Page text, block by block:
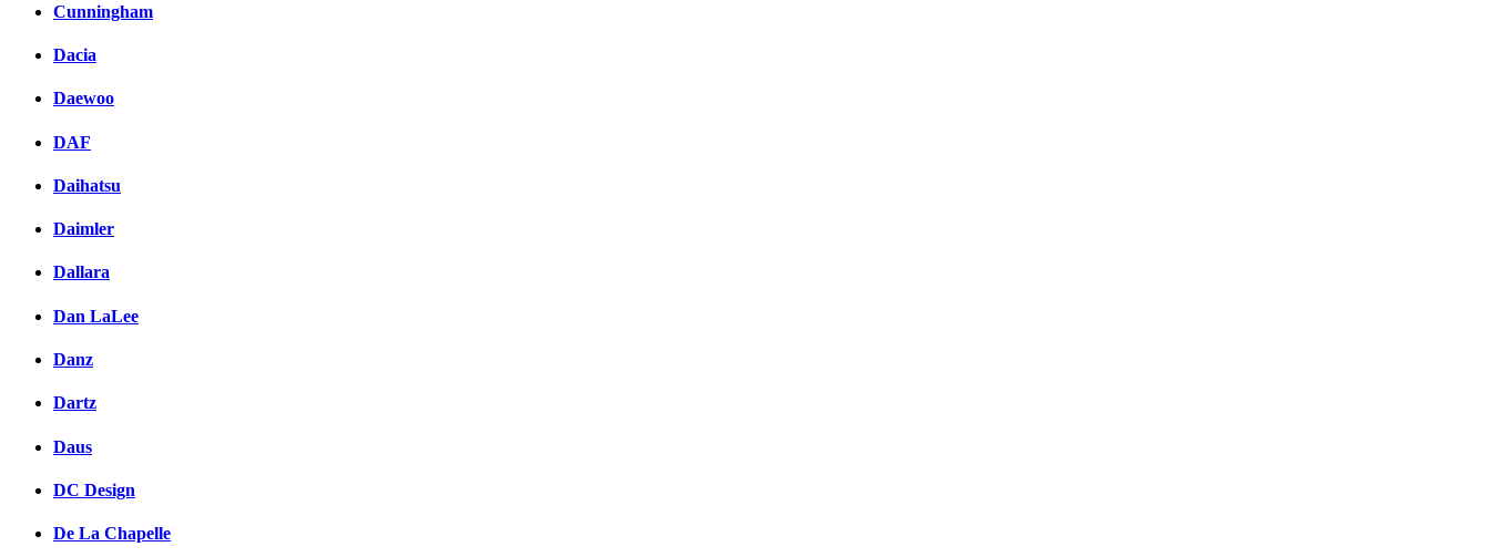
Cunningham
Dacia
Daewoo
DAF
Daihatsu
Daimler
Dallara
Dan LaLee
Danz
Dartz
Daus
DC Design
De La Chapelle